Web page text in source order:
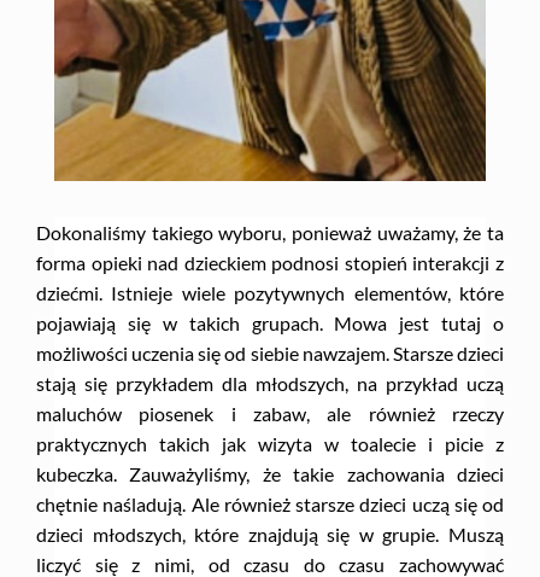
Dokonaliśmy takiego wyboru, ponieważ uważamy, że ta
forma opieki nad dzieckiem podnosi stopień interakcji z
dziećmi. Istnieje wiele pozytywnych elementów, które
pojawiają się w takich grupach. Mowa jest tutaj o
możliwości uczenia się od siebie nawzajem. Starsze dzieci
stają się przykładem dla młodszych, na przykład uczą
maluchów piosenek i zabaw, ale również rzeczy
praktycznych takich jak wizyta w toalecie i picie z
kubeczka. Zauważyliśmy, że takie zachowania dzieci
chętnie naśladują. Ale również starsze dzieci uczą się od
dzieci młodszych, które znajdują się w grupie. Muszą
liczyć się z nimi, od czasu do czasu zachowywać